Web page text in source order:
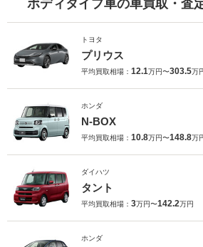
ボディタイプ車の車買取・査
トヨタ
プリウス
平均買取相場： 12.1万円〜303.5万
ホンダ
N-BOX
平均買取相場： 10.8万円〜148.8万
ダイハツ
タント
平均買取相場： 3万円〜142.2万円
ホンダ